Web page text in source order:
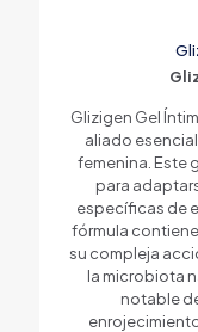
Glizigen Gel
aliado
femenina. Este
para
específicas de
fórmula
su compleja
la microbiota
notable